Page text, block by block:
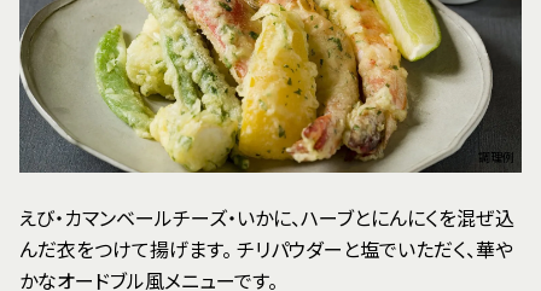
調理例
えび・カマンベールチーズ・いかに、ハーブとにんにくを混ぜ込
んだ衣をつけて揚げます。 チリパウダーと塩でいただく、華や
かなオードブル風メニューです。